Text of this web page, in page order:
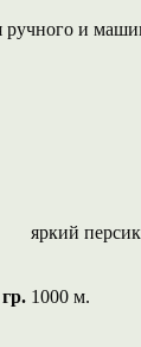
ручного и
яркий персик
1000 м.